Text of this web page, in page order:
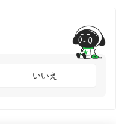
いいえ